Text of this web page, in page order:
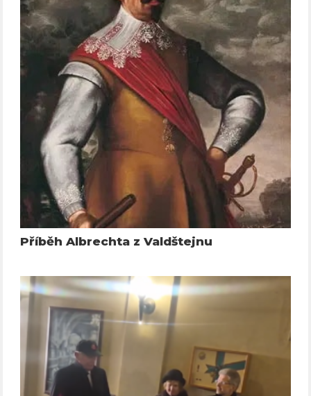
Příběh Albrechta z Valdštejnu